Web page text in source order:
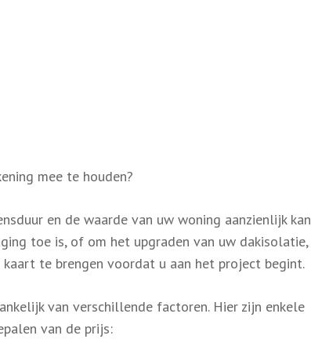
mee te houden?
en de waarde van uw woning aanzienlijk kan
toe is, of om het upgraden van uw dakisolatie,
te brengen voordat u aan het project begint.
van verschillende factoren. Hier zijn enkele
van de prijs: